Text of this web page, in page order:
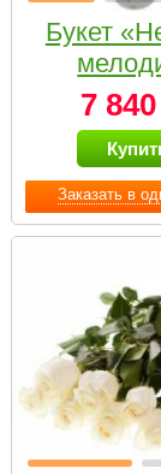
Заказать в
Букет
7 840